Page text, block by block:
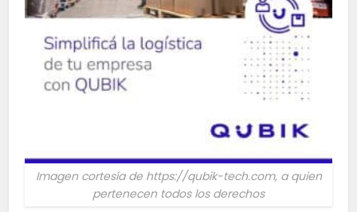
Imagen cortesía de https://qubik-tech.com, a quien
pertenecen todos los derechos